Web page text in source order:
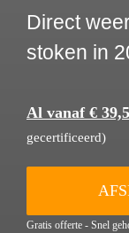
Direct
stoken in
Al vanaf €
gecertificeerd)
Gratis offerte - Snel